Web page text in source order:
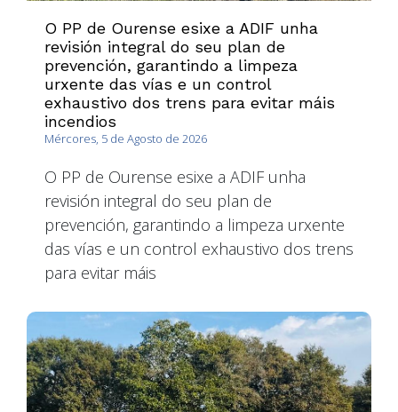
O PP de Ourense esixe a ADIF unha
revisión integral do seu plan de
prevención, garantindo a limpeza
urxente das vías e un control
exhaustivo dos trens para evitar máis
incendios
Mércores, 5 de Agosto de 2026
O PP de Ourense esixe a ADIF unha
revisión integral do seu plan de
prevención, garantindo a limpeza urxente
das vías e un control exhaustivo dos trens
para evitar máis